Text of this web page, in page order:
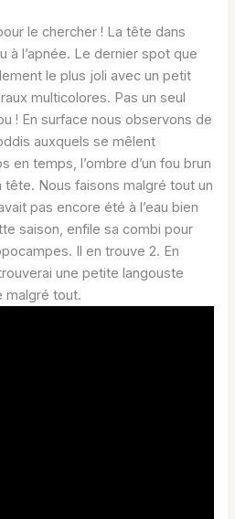
le chercher ! La tête dans
à l’apnée. Le dernier spot que
le plus joli avec un petit
multicolores. Pas un seul
! En surface nous observons de
auxquels se mêlent
en temps, l’ombre d’un fou brun
tête. Nous faisons malgré tout un
pas encore été à l’eau bien
saison, enfile sa combi pour
Il en trouve 2. En
une petite langouste
malgré tout.